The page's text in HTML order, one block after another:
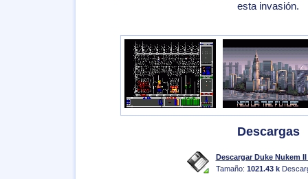
esta invasión.
Descargas
Descargar Duke Nukem
Tamaño: 1021.43 k